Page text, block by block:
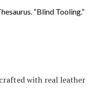
“Blind Tooling.”
with real leather